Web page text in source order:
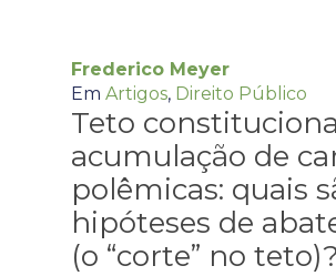
Frederico Meyer
Em Artigos, Direito Público
Teto
acumulação de
polêmicas: quais
hipóteses de
(o “corte” no teto)?